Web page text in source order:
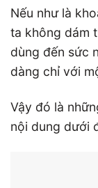
Nếu như là
ta không dám
dùng đến sức
dàng chỉ với
Vậy đó là
nội dung dưới